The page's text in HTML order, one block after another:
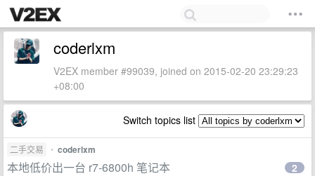
coderlxm
V2EX member #99039, joined on 2015-02-20 23:29:23
+08:00
Switch topics list
二手交易 • coderlxm
本地低价出一台 r7-6800h 笔记本 2